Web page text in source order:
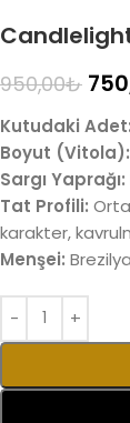
950,00₺
Kutudaki Adet:
Boyut (Vitola):
Sargı Yaprağı:
Tat Profili:
karakter,
Menşei: Brezilya